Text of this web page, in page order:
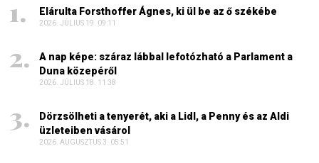
Elárulta Forsthoffer Ágnes, ki ül be az ő székébe
2026. JÚLIUS 19. 09:11
A nap képe: száraz lábbal lefotózható a Parlament a
Duna közepéről
2026. JÚLIUS 18. 11:38
Dörzsölheti a tenyerét, aki a Lidl, a Penny és az Aldi
üzleteiben vásárol
2026. AUGUSZTUS 3. 05:51